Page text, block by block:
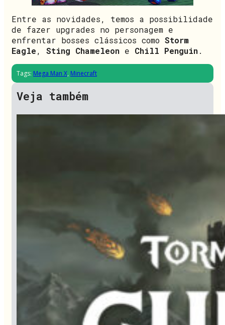
Entre as novidades, temos a possibilidade
de fazer upgrades no personagem e
enfrentar bosses clássicos como Storm
Eagle, Sting Chameleon e Chill Penguin.
Tags: Mega Man X, Minecraft
Veja também